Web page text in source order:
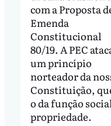
com a Proposta
Emenda
Constitucional
80/19. A PEC
um princípio
norteador da
Constituição,
o da função
propriedade.